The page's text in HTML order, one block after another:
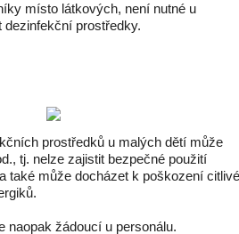
místo látkových, není nutné u
prostředky.
prostředků u malých dětí může
tj. nelze zajistit bezpečné použití
také může docházet k poškození citlivé
naopak žádoucí u personálu.